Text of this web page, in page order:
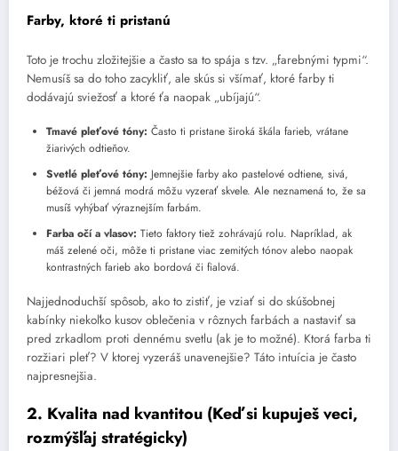
Farby, ktoré ti pristanú
Toto je trochu zložitejšie a často sa to spája s tzv. „farebnými typmi“.
Nemusíš sa do toho zacykliť, ale skús si všímať, ktoré farby ti
dodávajú sviežosť a ktoré ťa naopak „ubíjajú“.
Tmavé pleťové tóny: Často ti pristane široká škála farieb, vrátane
žiarivých odtieňov.
Svetlé pleťové tóny: Jemnejšie farby ako pastelové odtiene, sivá,
béžová či jemná modrá môžu vyzerať skvele. Ale neznamená to, že sa
musíš vyhýbať výraznejším farbám.
Farba očí a vlasov: Tieto faktory tiež zohrávajú rolu. Napríklad, ak
máš zelené oči, môže ti pristane viac zemitých tónov alebo naopak
kontrastných farieb ako bordová či fialová.
Najjednoduchší spôsob, ako to zistiť, je vziať si do skúšobnej
kabínky niekoľko kusov oblečenia v rôznych farbách a nastaviť sa
pred zrkadlom proti dennému svetlu (ak je to možné). Ktorá farba ti
rozžiari pleť? V ktorej vyzeráš unavenejšie? Táto intuícia je často
najpresnejšia.
2. Kvalita nad kvantitou (Keď si kupuješ veci,
rozmýšľaj stratégicky)